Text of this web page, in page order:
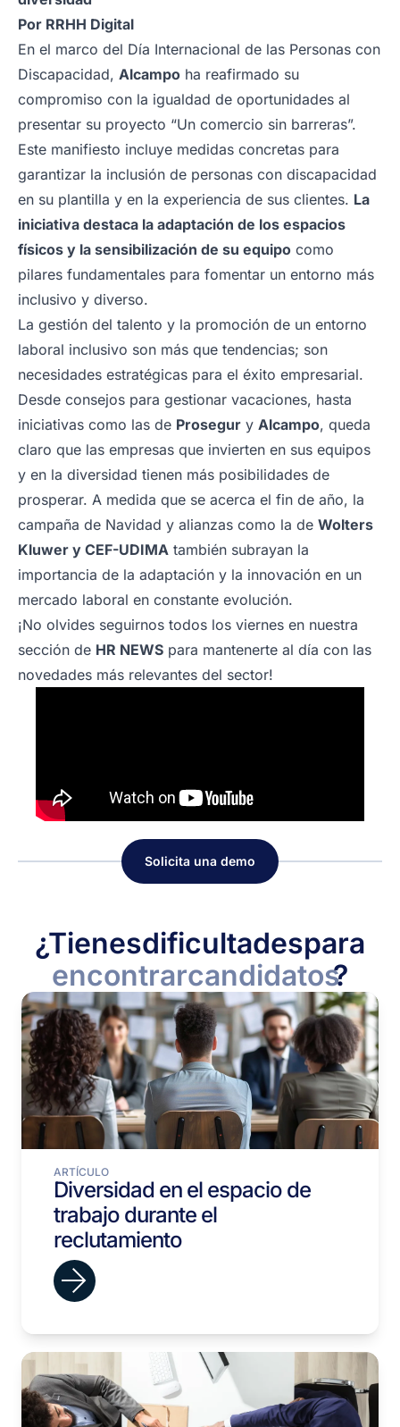
Por RRHH Digital
En el marco del Día Internacional de las Personas con
Discapacidad, Alcampo ha reafirmado su
compromiso con la igualdad de oportunidades al
presentar su proyecto “Un comercio sin barreras”.
Este manifiesto incluye medidas concretas para
garantizar la inclusión de personas con discapacidad
en su plantilla y en la experiencia de sus clientes. La
iniciativa destaca la adaptación de los espacios
físicos y la sensibilización de su equipo como
pilares fundamentales para fomentar un entorno más
inclusivo y diverso.
La gestión del talento y la promoción de un entorno
laboral inclusivo son más que tendencias; son
necesidades estratégicas para el éxito empresarial.
Desde consejos para gestionar vacaciones, hasta
iniciativas como las de Prosegur y Alcampo, queda
claro que las empresas que invierten en sus equipos
y en la diversidad tienen más posibilidades de
prosperar. A medida que se acerca el fin de año, la
campaña de Navidad y alianzas como la de Wolters
Kluwer y CEF-UDIMA también subrayan la
importancia de la adaptación y la innovación en un
mercado laboral en constante evolución.
¡No olvides seguirnos todos los viernes en nuestra
sección de HR NEWS para mantenerte al día con las
novedades más relevantes del sector!
Solicita una demo
¿Tienesdificultadespara
encontrarcandidatos?
ARTÍCULO
Diversidad en el espacio de
trabajo durante el
reclutamiento